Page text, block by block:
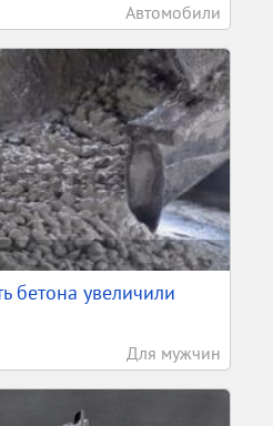
Автомобили
бетона увеличили
Для мужчин